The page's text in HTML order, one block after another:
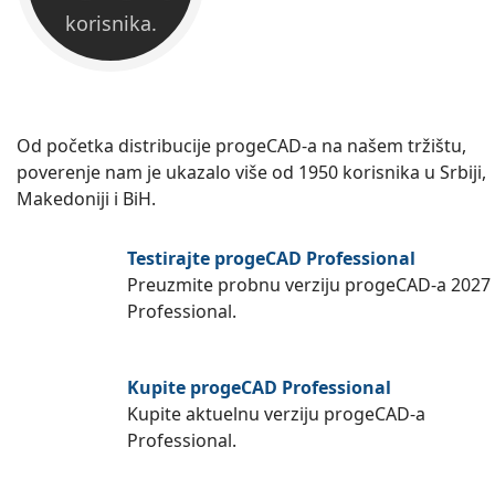
korisnika.
Od početka distribucije progeCAD-a na našem tržištu,
poverenje nam je ukazalo više od 1950 korisnika u Srbiji,
Makedoniji i BiH.
Testirajte progeCAD Professional
Preuzmite probnu verziju progeCAD-a 2027
Professional.
Kupite progeCAD Professional
Kupite aktuelnu verziju progeCAD-a
Professional.